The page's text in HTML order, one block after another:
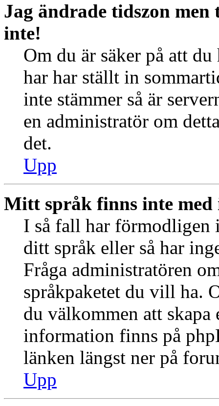
Jag ändrade tidszon
inte!
Om du är säker på att
har har ställt in
inte stämmer så är
en administratör om
det.
Upp
Mitt språk finns inte med
I så fall har förmodligen
ditt språk eller så har
Fråga administratören
språkpaketet du vill ha.
du välkommen att
information finns på
länken längst ner på
Upp